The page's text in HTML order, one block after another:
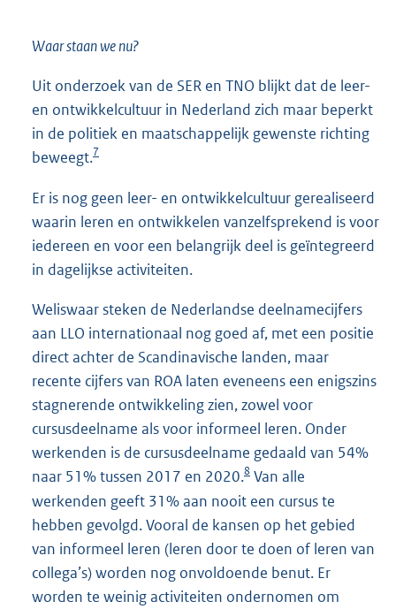
Waar staan we nu?
Uit onderzoek van de SER en TNO blijkt dat de leer-
en ontwikkelcultuur in Nederland zich maar beperkt
in de politiek en maatschappelijk gewenste richting
beweegt.7
Er is nog geen leer- en ontwikkelcultuur gerealiseerd
waarin leren en ontwikkelen vanzelfsprekend is voor
iedereen en voor een belangrijk deel is geïntegreerd
in dagelijkse activiteiten.
Weliswaar steken de Nederlandse deelnamecijfers
aan LLO internationaal nog goed af, met een positie
direct achter de Scandinavische landen, maar
recente cijfers van ROA laten eveneens een enigszins
stagnerende ontwikkeling zien, zowel voor
cursusdeelname als voor informeel leren. Onder
werkenden is de cursusdeelname gedaald van 54%
naar 51% tussen 2017 en 2020.8 Van alle
werkenden geeft 31% aan nooit een cursus te
hebben gevolgd. Vooral de kansen op het gebied
van informeel leren (leren door te doen of leren van
collega’s) worden nog onvoldoende benut. Er
worden te weinig activiteiten ondernomen om